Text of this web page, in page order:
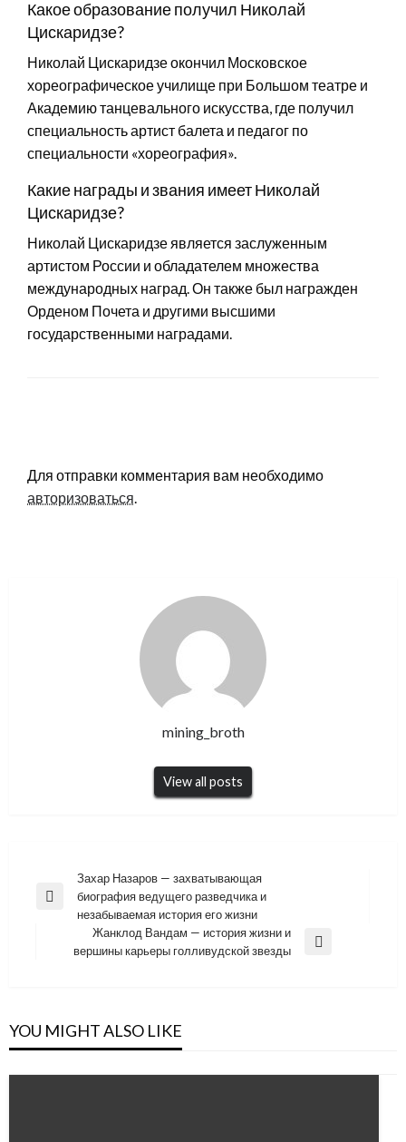
Какое образование получил Николай
Цискаридзе?
Николай Цискаридзе окончил Московское
хореографическое училище при Большом театре и
Академию танцевального искусства, где получил
специальность артист балета и педагог по
специальности «хореография».
Какие награды и звания имеет Николай
Цискаридзе?
Николай Цискаридзе является заслуженным
артистом России и обладателем множества
международных наград. Он также был награжден
Орденом Почета и другими высшими
государственными наградами.
Для отправки комментария вам необходимо
авторизоваться.
mining_broth
View all posts
Навигация
по
записям
Previous
Захар Назаров — захватывающая
биография ведущего разведчика и
незабываемая история его жизни
Next
Жанклод Вандам — история жизни и
вершины карьеры голливудской звезды
YOU MIGHT ALSO LIKE